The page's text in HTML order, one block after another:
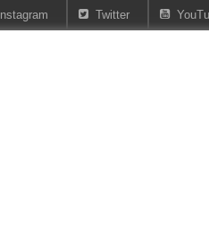
Twitter
Instagram